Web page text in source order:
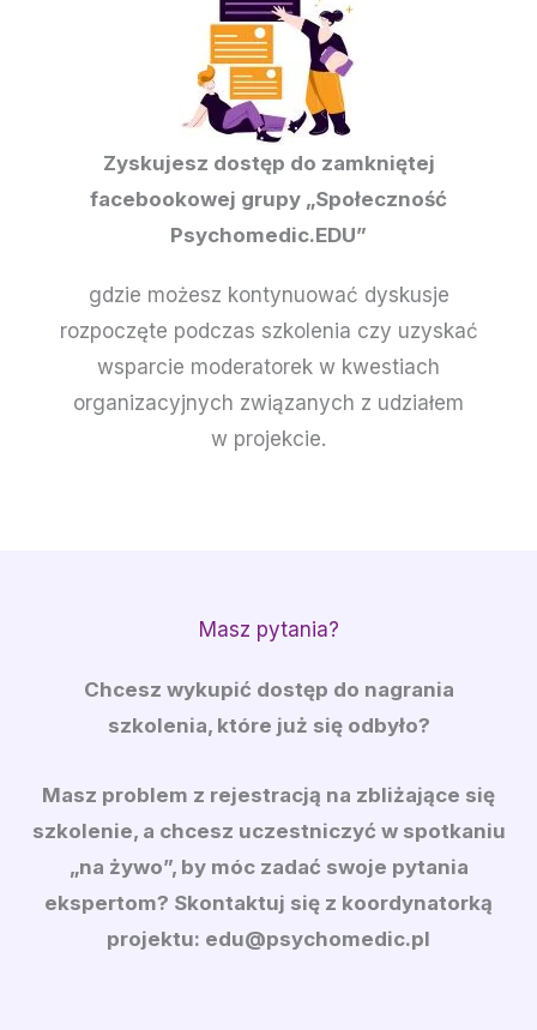
Zyskujesz dostęp do zamkniętej
facebookowej grupy „Społeczność
Psychomedic.EDU”
gdzie możesz kontynuować dyskusje
rozpoczęte podczas szkolenia czy uzyskać
wsparcie moderatorek w kwestiach
organizacyjnych związanych z udziałem
w projekcie.
Masz pytania?
Chcesz wykupić dostęp do nagrania
szkolenia, które już się odbyło?
Masz problem z rejestracją na zbliżające się
szkolenie, a chcesz uczestniczyć w spotkaniu
„na żywo”, by móc zadać swoje pytania
ekspertom? Skontaktuj się z koordynatorką
projektu: edu@psychomedic.pl